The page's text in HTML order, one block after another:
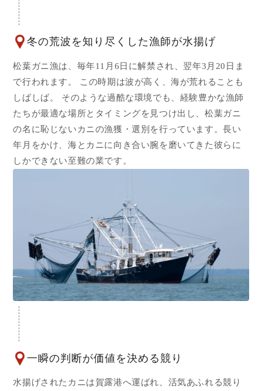
冬の荒波を知り尽くした漁師が水揚げ
松葉ガニ漁は、毎年11月6日に解禁され、翌年3月20日ま
で行われます。 この時期は波が高く、海が荒れることも
しばしば。 そのような過酷な環境でも、経験豊かな漁師
たちが最適な場所とタイミングを見つけ出し、松葉ガニ
の名に恥じないカニの漁獲・選別を行っています。長い
年月をかけ、海とカニに向き合い腕を磨いてきた彼らに
しかできない至難の業です。
一瞬の判断が価値を決める競り
水揚げされたカニは賀露港へ運ばれ、活気あふれる競り